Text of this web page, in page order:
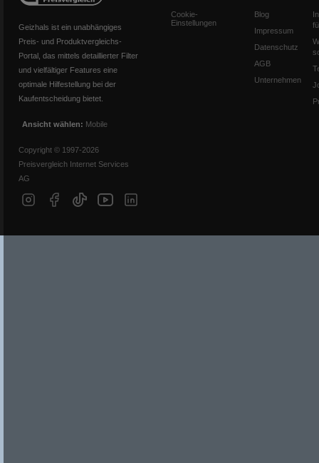
Geizhals ist ein unabhängiges
Preis- und Produktvergleichs-
Portal, das mittels detaillierter Filter
und vielfältiger Features eine
optimale Hilfestellung bei der
Kaufentscheidung bietet.
Ansicht wählen: Mobile
Copyright © 1997-2026
Preisvergleich Internet Services
AG
Cookie-
Einstellungen
Blog
Impressum
Datenschutz
AGB
Unternehmen